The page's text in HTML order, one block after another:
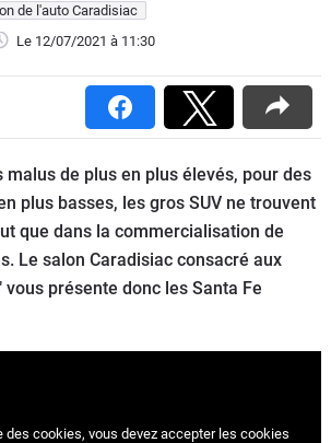
de l'auto Caradisiac
Le 12/07/2021 à 11:30
malus de plus en plus élevés, pour des
plus basses, les gros SUV ne trouvent
que dans la commercialisation de
Le salon Caradisiac consacré aux
présente donc les Santa Fe
des cookies, vous devez accepter les cookies